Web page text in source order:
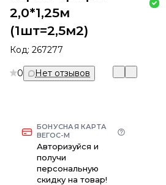
2,0*1,25м
(1шт=2,5м2)
Код: 267277
0 Нет отзывов
БОНУСНАЯ КАРТА
ВЕГОС-М
Авторизуйся и
получи
персональную
скидку на товар!